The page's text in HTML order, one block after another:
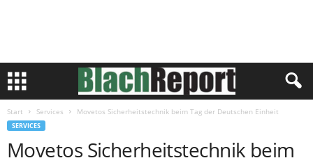
Start Services Movetos Sicherheitstechnik beim Tag der Deutschen Einheit
SERVICES
Movetos Sicherheitstechnik beim